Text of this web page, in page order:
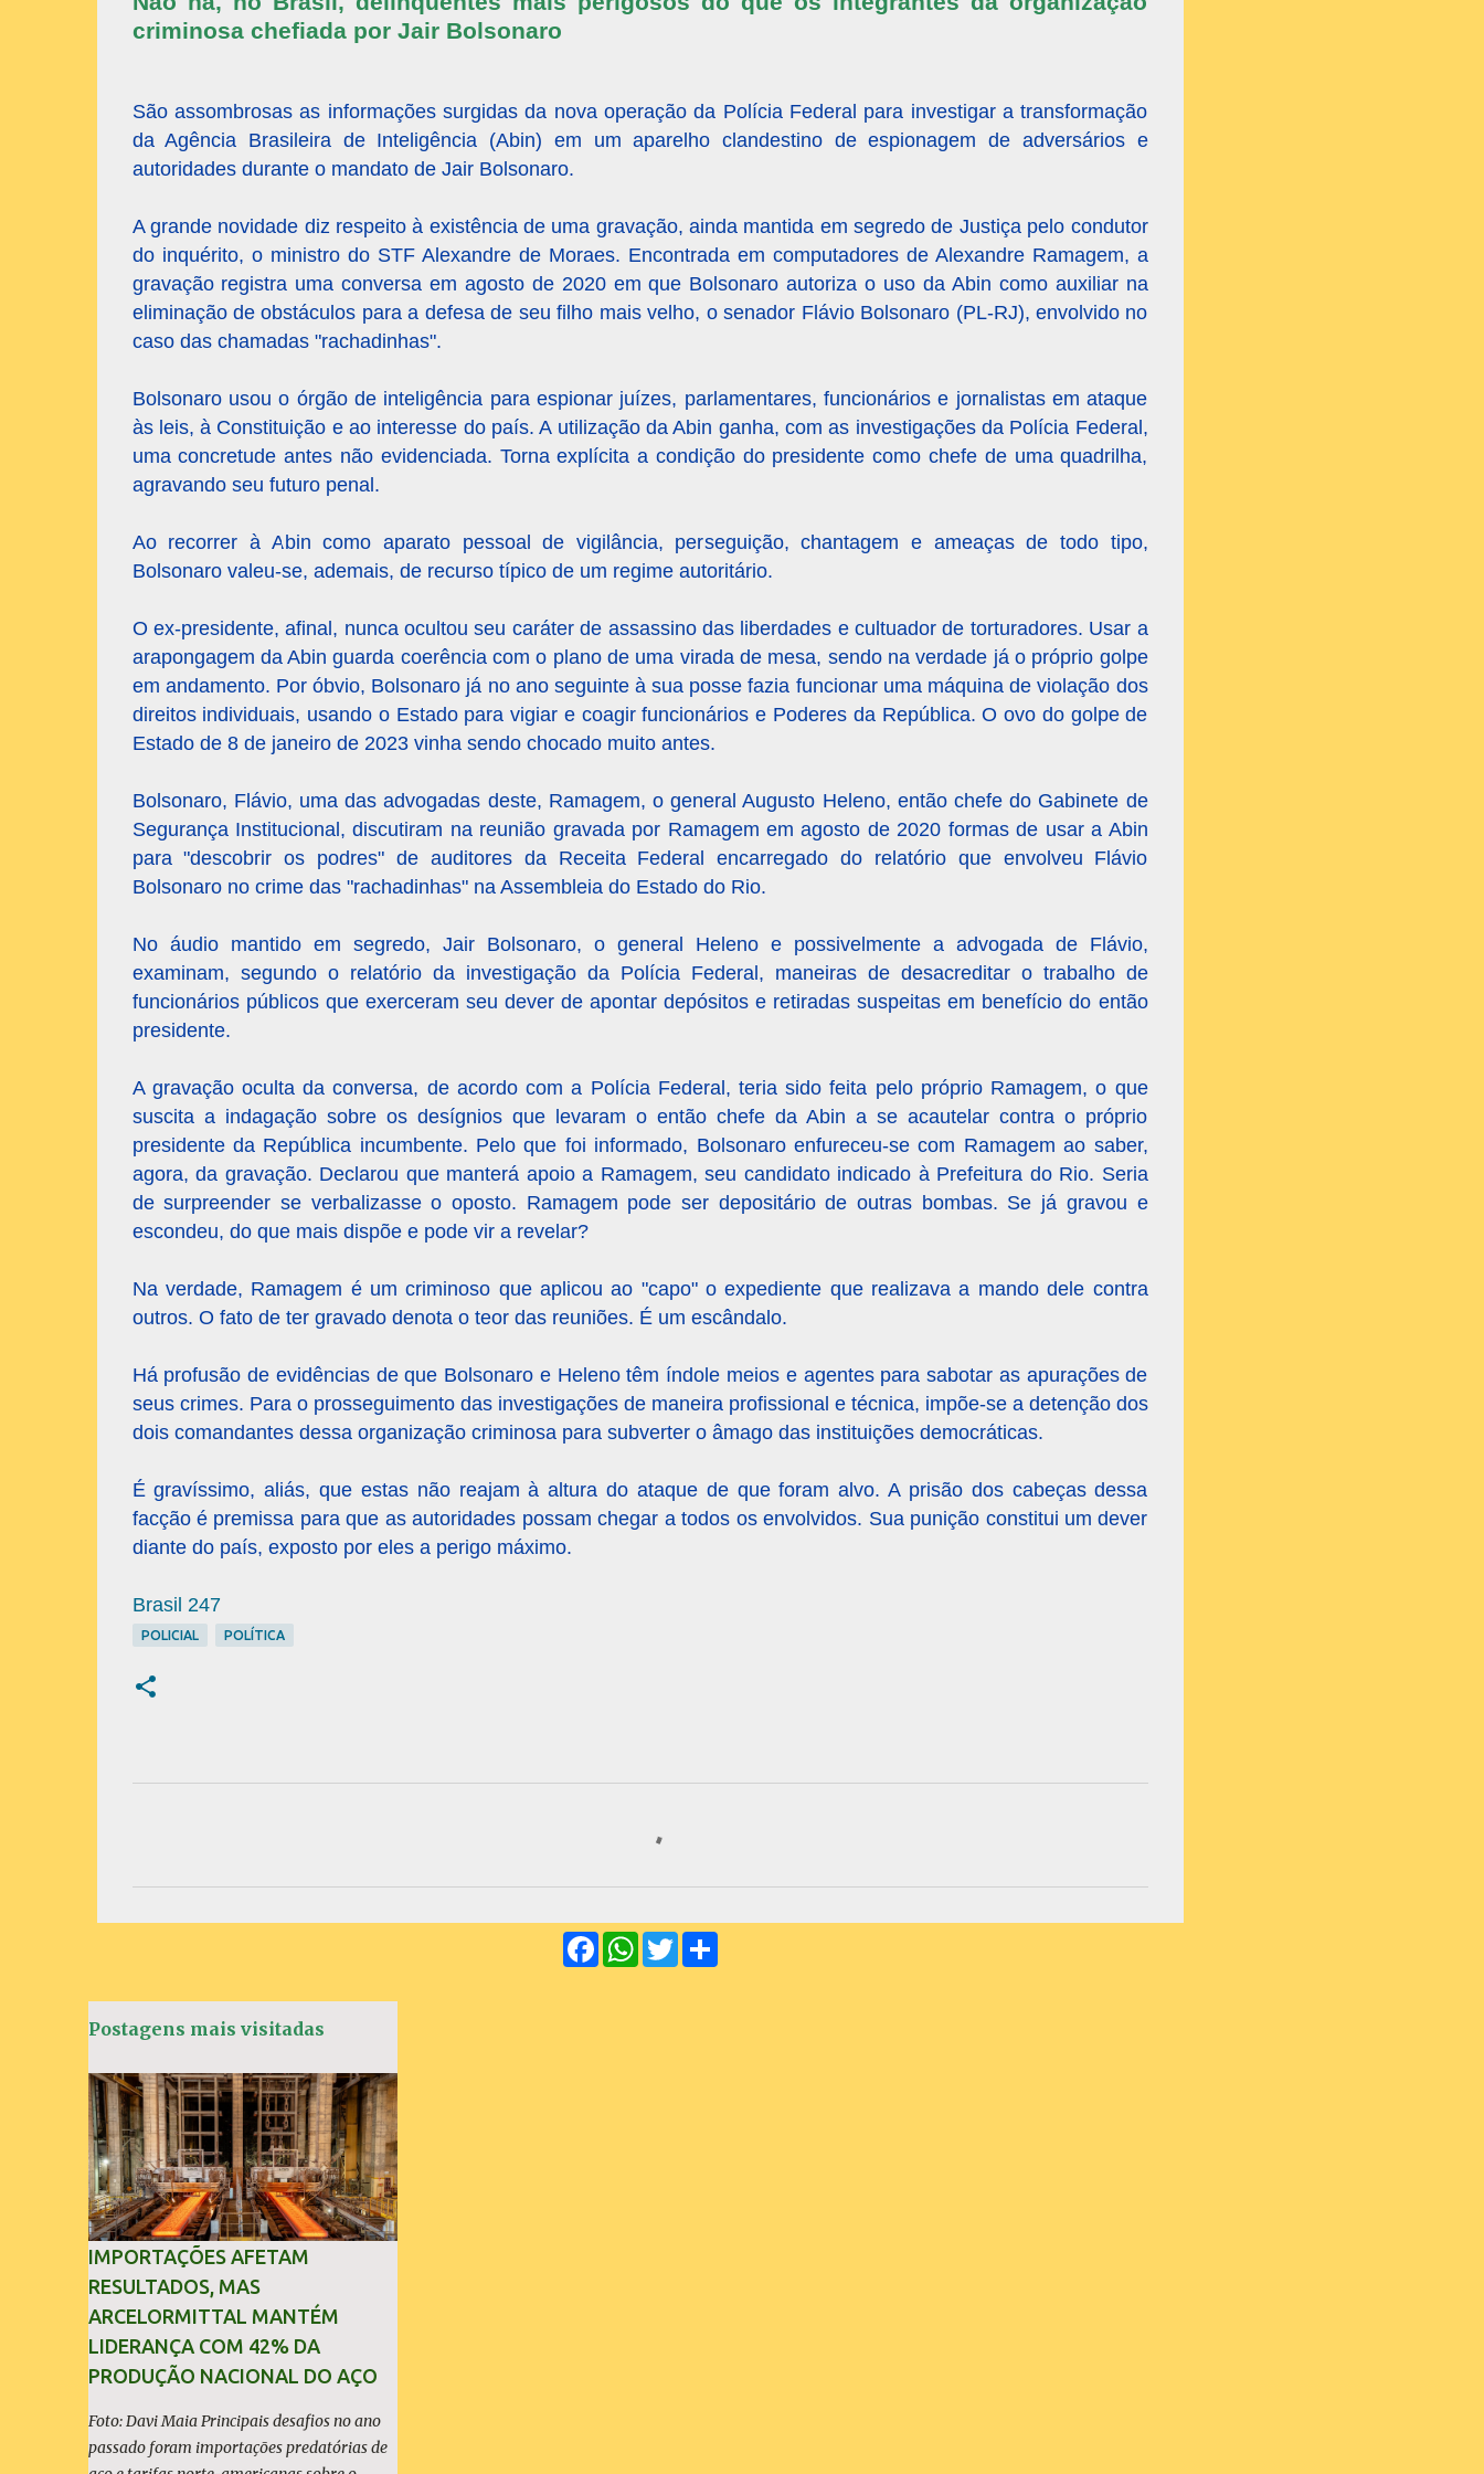
criminosa chefiada por Jair Bolsonaro
São assombrosas as informações surgidas da nova operação da Polícia Federal para investigar a transformação
da Agência Brasileira de Inteligência (Abin) em um aparelho clandestino de espionagem de adversários e
autoridades durante o mandato de Jair Bolsonaro.
A grande novidade diz respeito à existência de uma gravação, ainda mantida em segredo de Justiça pelo condutor
do inquérito, o ministro do STF Alexandre de Moraes. Encontrada em computadores de Alexandre Ramagem, a
gravação registra uma conversa em agosto de 2020 em que Bolsonaro autoriza o uso da Abin como auxiliar na
eliminação de obstáculos para a defesa de seu filho mais velho, o senador Flávio Bolsonaro (PL-RJ), envolvido no
caso das chamadas "rachadinhas".
Bolsonaro usou o órgão de inteligência para espionar juízes, parlamentares, funcionários e jornalistas em ataque
às leis, à Constituição e ao interesse do país. A utilização da Abin ganha, com as investigações da Polícia Federal,
uma concretude antes não evidenciada. Torna explícita a condição do presidente como chefe de uma quadrilha,
agravando seu futuro penal.
Ao recorrer à Abin como aparato pessoal de vigilância, perseguição, chantagem e ameaças de todo tipo,
Bolsonaro valeu-se, ademais, de recurso típico de um regime autoritário.
O ex-presidente, afinal, nunca ocultou seu caráter de assassino das liberdades e cultuador de torturadores. Usar a
arapongagem da Abin guarda coerência com o plano de uma virada de mesa, sendo na verdade já o próprio golpe
em andamento. Por óbvio, Bolsonaro já no ano seguinte à sua posse fazia funcionar uma máquina de violação dos
direitos individuais, usando o Estado para vigiar e coagir funcionários e Poderes da República. O ovo do golpe de
Estado de 8 de janeiro de 2023 vinha sendo chocado muito antes.
Bolsonaro, Flávio, uma das advogadas deste, Ramagem, o general Augusto Heleno, então chefe do Gabinete de
Segurança Institucional, discutiram na reunião gravada por Ramagem em agosto de 2020 formas de usar a Abin
para "descobrir os podres" de auditores da Receita Federal encarregado do relatório que envolveu Flávio
Bolsonaro no crime das "rachadinhas" na Assembleia do Estado do Rio.
No áudio mantido em segredo, Jair Bolsonaro, o general Heleno e possivelmente a advogada de Flávio,
examinam, segundo o relatório da investigação da Polícia Federal, maneiras de desacreditar o trabalho de
funcionários públicos que exerceram seu dever de apontar depósitos e retiradas suspeitas em benefício do então
presidente.
A gravação oculta da conversa, de acordo com a Polícia Federal, teria sido feita pelo próprio Ramagem, o que
suscita a indagação sobre os desígnios que levaram o então chefe da Abin a se acautelar contra o próprio
presidente da República incumbente. Pelo que foi informado, Bolsonaro enfureceu-se com Ramagem ao saber,
agora, da gravação. Declarou que manterá apoio a Ramagem, seu candidato indicado à Prefeitura do Rio. Seria
de surpreender se verbalizasse o oposto. Ramagem pode ser depositário de outras bombas. Se já gravou e
escondeu, do que mais dispõe e pode vir a revelar?
Na verdade, Ramagem é um criminoso que aplicou ao "capo" o expediente que realizava a mando dele contra
outros. O fato de ter gravado denota o teor das reuniões. É um escândalo.
Há profusão de evidências de que Bolsonaro e Heleno têm índole meios e agentes para sabotar as apurações de
seus crimes. Para o prosseguimento das investigações de maneira profissional e técnica, impõe-se a detenção dos
dois comandantes dessa organização criminosa para subverter o âmago das instituições democráticas.
É gravíssimo, aliás, que estas não reajam à altura do ataque de que foram alvo. A prisão dos cabeças dessa
facção é premissa para que as autoridades possam chegar a todos os envolvidos. Sua punição constitui um dever
diante do país, exposto por eles a perigo máximo.
Brasil 247
POLICIAL POLÍTICA
á
r
o
s
F
a
W
h
T
w
S
Postagens mais visitadas
IMPORTAÇÕES AFETAM
RESULTADOS, MAS
ARCELORMITTAL MANTÉM
LIDERANÇA COM 42% DA
PRODUÇÃO NACIONAL DO AÇO
Foto: Davi Maia Principais desafios no ano
passado foram importações predatórias de